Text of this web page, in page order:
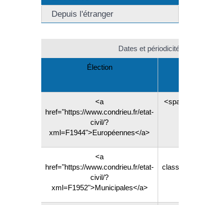
Depuis l'étranger
Dates et périodicité des
Élection
<a
href="https://www.condrieu.fr/etat-
civil/?
xml=F1944">Européennes</a>
<span
<a
href="https://www.condrieu.fr/etat-
civil/?
xml=F1952">Municipales</a>